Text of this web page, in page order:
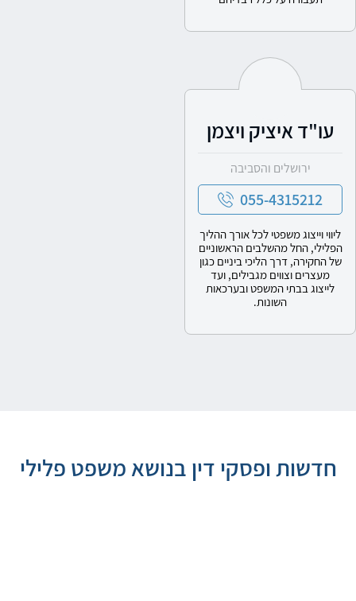
עו"ד איציק ויצמן
ירושלים והסביבה
055-4315212
ליווי וייצוג משפטי לכל אורך ההליך
הפלילי, החל מהשלבים הראשוניים
של החקירה, דרך הליכי ביניים כגון
מעצרים וצווים מגבילים, ועד
לייצוג בבתי המשפט ובערכאות
השונות.
חדשות ופסקי דין בנושא משפט פלילי